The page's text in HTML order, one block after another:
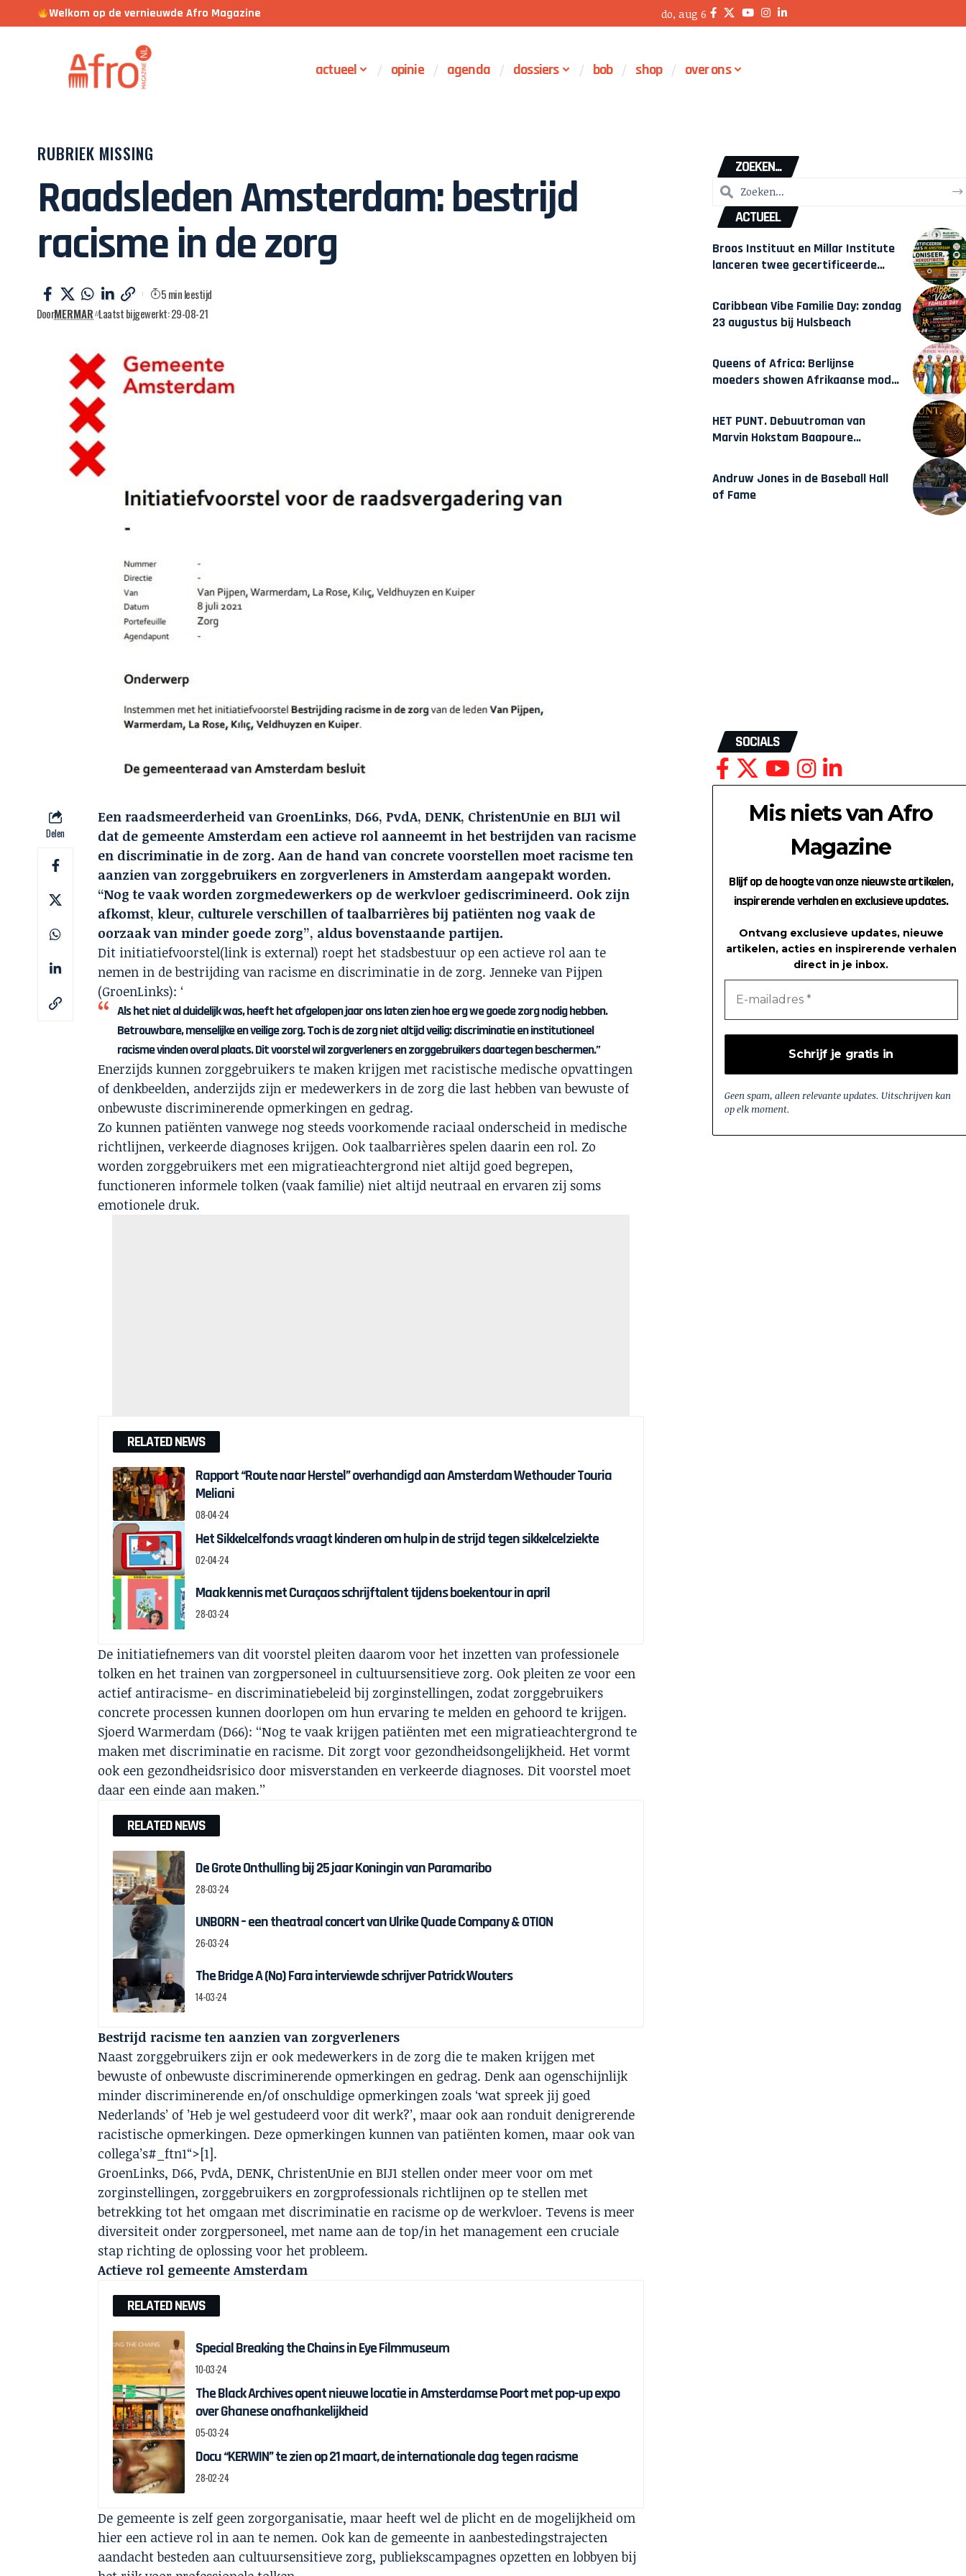
Welkom op de vernieuwde Afro Magazine do, aug 6
actueel opinie agenda dossiers bob shop over ons
RUBRIEK MISSING
Raadsleden Amsterdam: bestrijd
racisme in de zorg
DoorMERMAR Laatst bijgewerkt: 29-08-21
5 min leestijd
Delen
Een raadsmeerderheid van GroenLinks, D66, PvdA, DENK, ChristenUnie en BIJ1 wil
dat de gemeente Amsterdam een actieve rol aanneemt in het bestrijden van racisme
en discriminatie in de zorg. Aan de hand van concrete voorstellen moet racisme ten
aanzien van zorggebruikers en zorgverleners in Amsterdam aangepakt worden.
“Nog te vaak worden zorgmedewerkers op de werkvloer gediscrimineerd. Ook zijn
afkomst, kleur, culturele verschillen of taalbarrières bij patiënten nog vaak de
oorzaak van minder goede zorg”, aldus bovenstaande partijen.
Dit initiatiefvoorstel(link is external) roept het stadsbestuur op een actieve rol aan te
nemen in de bestrijding van racisme en discriminatie in de zorg. Jenneke van Pijpen
(GroenLinks): ‘
Als het niet al duidelijk was, heeft het afgelopen jaar ons laten zien hoe erg we goede zorg nodig hebben.
Betrouwbare, menselijke en veilige zorg. Toch is de zorg niet altijd veilig: discriminatie en institutioneel
racisme vinden overal plaats. Dit voorstel wil zorgverleners en zorggebruikers daartegen beschermen.’’
Enerzijds kunnen zorggebruikers te maken krijgen met racistische medische opvattingen
of denkbeelden, anderzijds zijn er medewerkers in de zorg die last hebben van bewuste of
onbewuste discriminerende opmerkingen en gedrag.
Zo kunnen patiënten vanwege nog steeds voorkomende raciaal onderscheid in medische
richtlijnen, verkeerde diagnoses krijgen. Ook taalbarrières spelen daarin een rol. Zo
worden zorggebruikers met een migratieachtergrond niet altijd goed begrepen,
functioneren informele tolken (vaak familie) niet altijd neutraal en ervaren zij soms
emotionele druk.
RELATED NEWS
Rapport “Route naar Herstel” overhandigd aan Amsterdam Wethouder Touria
Meliani
08-04-24
Het Sikkelcelfonds vraagt kinderen om hulp in de strijd tegen sikkelcelziekte
02-04-24
Maak kennis met Curaçaos schrijftalent tijdens boekentour in april
28-03-24
De initiatiefnemers van dit voorstel pleiten daarom voor het inzetten van professionele
tolken en het trainen van zorgpersoneel in cultuursensitieve zorg. Ook pleiten ze voor een
actief antiracisme- en discriminatiebeleid bij zorginstellingen, zodat zorggebruikers
concrete processen kunnen doorlopen om hun ervaring te melden en gehoord te krijgen.
Sjoerd Warmerdam (D66): ‘‘Nog te vaak krijgen patiënten met een migratieachtergrond te
maken met discriminatie en racisme. Dit zorgt voor gezondheidsongelijkheid. Het vormt
ook een gezondheidsrisico door misverstanden en verkeerde diagnoses. Dit voorstel moet
daar een einde aan maken.’’
RELATED NEWS
De Grote Onthulling bij 25 jaar Koningin van Paramaribo
28-03-24
UNBORN – een theatraal concert van Ulrike Quade Company & OTION
26-03-24
The Bridge A (No) Fara interviewde schrijver Patrick Wouters
14-03-24
Bestrijd racisme ten aanzien van zorgverleners
Naast zorggebruikers zijn er ook medewerkers in de zorg die te maken krijgen met
bewuste of onbewuste discriminerende opmerkingen en gedrag. Denk aan ogenschijnlijk
minder discriminerende en/of onschuldige opmerkingen zoals ‘wat spreek jij goed
Nederlands’ of ’Heb je wel gestudeerd voor dit werk?’, maar ook aan ronduit denigrerende
racistische opmerkingen. Deze opmerkingen kunnen van patiënten komen, maar ook van
collega’s#_ftn1“>[1].
GroenLinks, D66, PvdA, DENK, ChristenUnie en BIJ1 stellen onder meer voor om met
zorginstellingen, zorggebruikers en zorgprofessionals richtlijnen op te stellen met
betrekking tot het omgaan met discriminatie en racisme op de werkvloer. Tevens is meer
diversiteit onder zorgpersoneel, met name aan de top/in het management een cruciale
stap richting de oplossing voor het probleem.
Actieve rol gemeente Amsterdam
RELATED NEWS
Special Breaking the Chains in Eye Filmmuseum
10-03-24
The Black Archives opent nieuwe locatie in Amsterdamse Poort met pop-up expo
over Ghanese onafhankelijkheid
05-03-24
Docu “KERWIN” te zien op 21 maart, de internationale dag tegen racisme
28-02-24
De gemeente is zelf geen zorgorganisatie, maar heeft wel de plicht en de mogelijkheid om
hier een actieve rol in aan te nemen. Ook kan de gemeente in aanbestedingstrajecten
aandacht besteden aan cultuursensitieve zorg, publiekscampagnes opzetten en lobbyen bij
ZOEKEN...
ACTUEEL
Broos Instituut en Millar Institute
lanceren twee gecertificeerde
Amsterdam
Caribbean Vibe Familie Day: zondag
23 augustus bij Hulsbeach
Queens of Africa: Berlijnse
moeders showen Afrikaanse mode
HET PUNT. Debuutroman van
Marvin Hokstam Baapoure
Andruw Jones in de Baseball Hall
of Fame
SOCIALS
Mis niets van Afro
Magazine
Blijf op de hoogte van onze nieuwste artikelen,
inspirerende verhalen en exclusieve updates.
Ontvang exclusieve updates, nieuwe
artikelen, acties en inspirerende verhalen
direct in je inbox.
Geen spam, alleen relevante updates. Uitschrijven kan
op elk moment.